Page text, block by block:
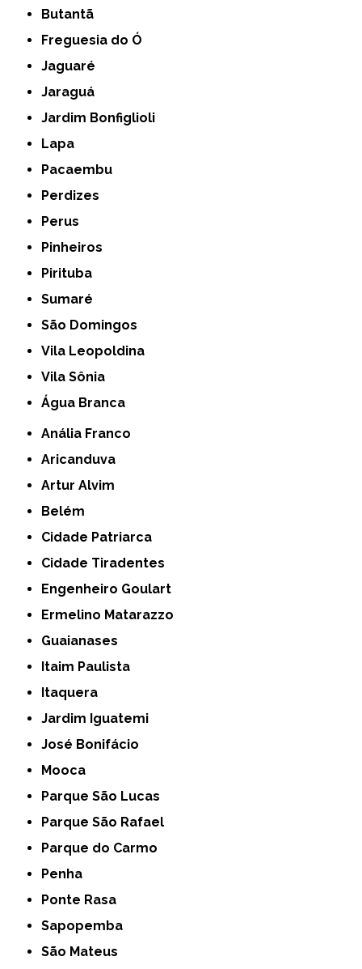
Butantã
Freguesia do Ó
Jaguaré
Jaraguá
Jardim Bonfiglioli
Lapa
Pacaembu
Perdizes
Perus
Pinheiros
Pirituba
Sumaré
São Domingos
Vila Leopoldina
Vila Sônia
Água Branca
Anália Franco
Aricanduva
Artur Alvim
Belém
Cidade Patriarca
Cidade Tiradentes
Engenheiro Goulart
Ermelino Matarazzo
Guaianases
Itaim Paulista
Itaquera
Jardim Iguatemi
José Bonifácio
Mooca
Parque São Lucas
Parque São Rafael
Parque do Carmo
Penha
Ponte Rasa
Sapopemba
São Mateus